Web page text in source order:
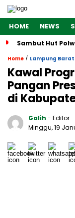
HOME NEWS
Sambut Hut
Home / Lampung Barat
Kawal
Pangan
di
Galih - Editor
Minggu, 19